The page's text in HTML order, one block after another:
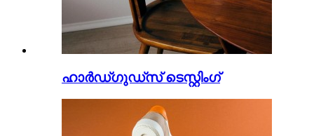
ഹാർഡ്ഗുഡ്സ് ടെസ്റ്റിംഗ്